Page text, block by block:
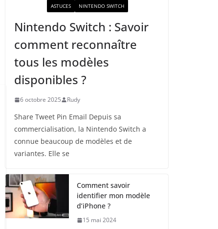
ASTUCES NINTENDO SWITCH
Nintendo Switch : Savoir
comment reconnaître
tous les modèles
disponibles ?
6 octobre 2025 Rudy
Share Tweet Pin Email Depuis sa
commercialisation, la Nintendo Switch a
connue beaucoup de modèles et de
variantes. Elle se
Comment savoir
identifier mon modèle
d’iPhone ?
15 mai 2024